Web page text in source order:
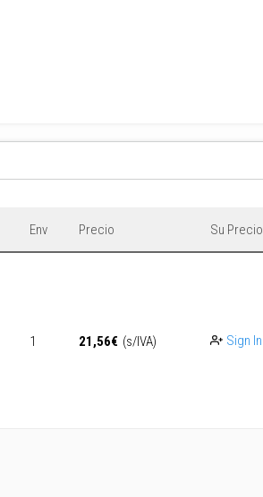
Env Precio Su Precio
1 21,56€ (s/IVA) Sign In